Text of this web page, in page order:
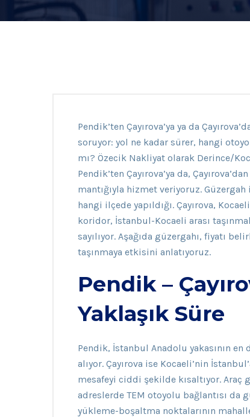
Pendik’ten Çayırova’ya ya da
soruyor: yol ne kadar sürer, hangi
mı? Özecik Nakliyat olarak Derince/
Pendik’ten Çayırova’ya da,
mantığıyla hizmet veriyoruz.
hangi ilçede yapıldığı. Çayırova,
koridor, İstanbul-Kocaeli arası
sayılıyor. Aşağıda güzergahı, fiyatı
taşınmaya etkisini anlatıyoruz.
Pendik –
Yaklaşık Süre
Pendik, İstanbul Anadolu yakasının
alıyor. Çayırova ise Kocaeli’nin
mesafeyi ciddi şekilde kısaltıyor. Araç
adreslerde TEM otoyolu bağlantısı da
yükleme-boşaltma noktalarının